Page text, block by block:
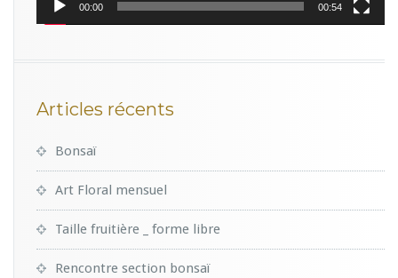
00:00 00:54
Articles récents
Bonsaï
Art Floral mensuel
Taille fruitière _ forme libre
Rencontre section bonsaï